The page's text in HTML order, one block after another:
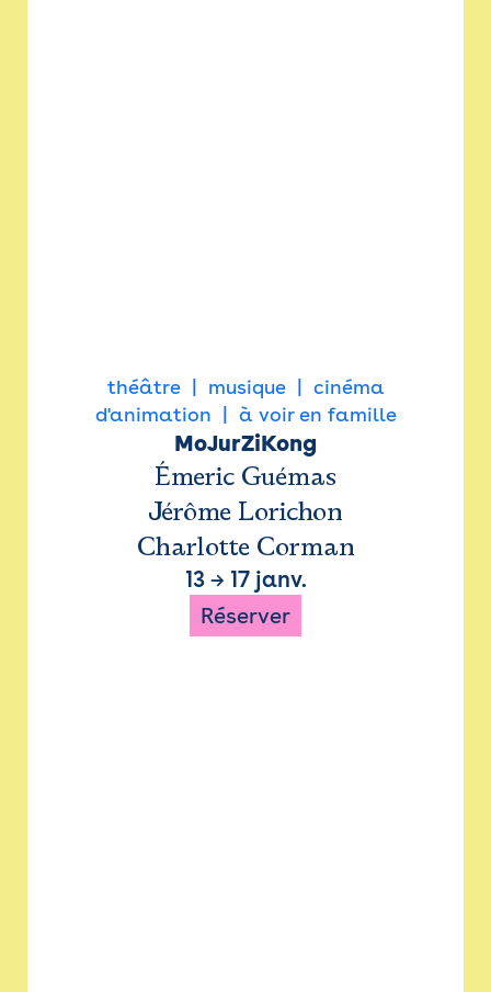
théâtre musique
cinéma
d'animation
à voir en famille
MoJurZiKong
Émeric Guémas
Jérôme Lorichon
Charlotte Corman
13→ 17 janv.
Réserver